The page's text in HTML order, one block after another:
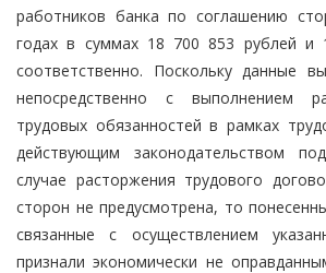
работников банка по соглашению
годах в суммах 18 700 853 рублей и
соответственно. Поскольку данные
непосредственно с выполнением
трудовых обязанностей в рамках
действующим законодательством
случае расторжения трудового
сторон не предусмотрена, то
связанные с осуществлением
признали экономически не